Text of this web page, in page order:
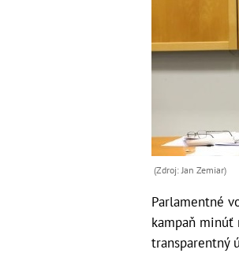
(Zdroj: Jan Zemiar)
Parlamentné
kampaň
transparentný